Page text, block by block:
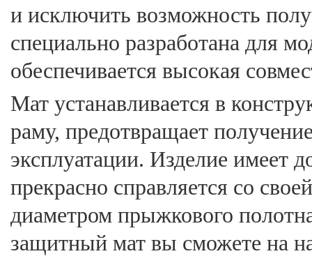
и исключить возможность
специально разработана для
обеспечивается высокая
Мат устанавливается в
раму, предотвращает
эксплуатации. Изделие имеет
прекрасно справляется со
диаметром прыжкового
защитный мат вы сможете на